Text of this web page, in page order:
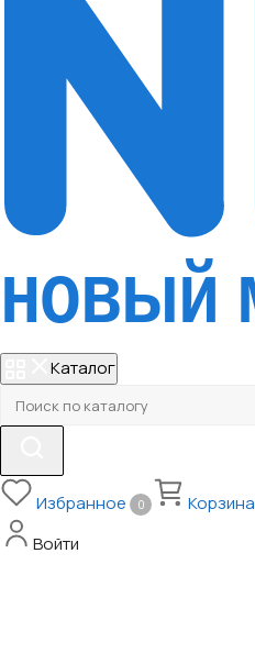
Каталог
Избранное 0 Корзина
Войти